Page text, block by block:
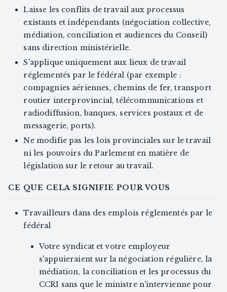
Laisse les conflits de travail aux processus
existants et indépendants (négociation collective,
médiation, conciliation et audiences du Conseil)
sans direction ministérielle.
S'applique uniquement aux lieux de travail
réglementés par le fédéral (par exemple :
compagnies aériennes, chemins de fer, transport
routier interprovincial, télécommunications et
radiodiffusion, banques, services postaux et de
messagerie, ports).
Ne modifie pas les lois provinciales sur le travail
ni les pouvoirs du Parlement en matière de
législation sur le retour au travail.
CE QUE CELA SIGNIFIE POUR VOUS
Travailleurs dans des emplois réglementés par le
fédéral
Votre syndicat et votre employeur
s'appuieraient sur la négociation régulière, la
médiation, la conciliation et les processus du
CCRI sans que le ministre n'intervienne pour